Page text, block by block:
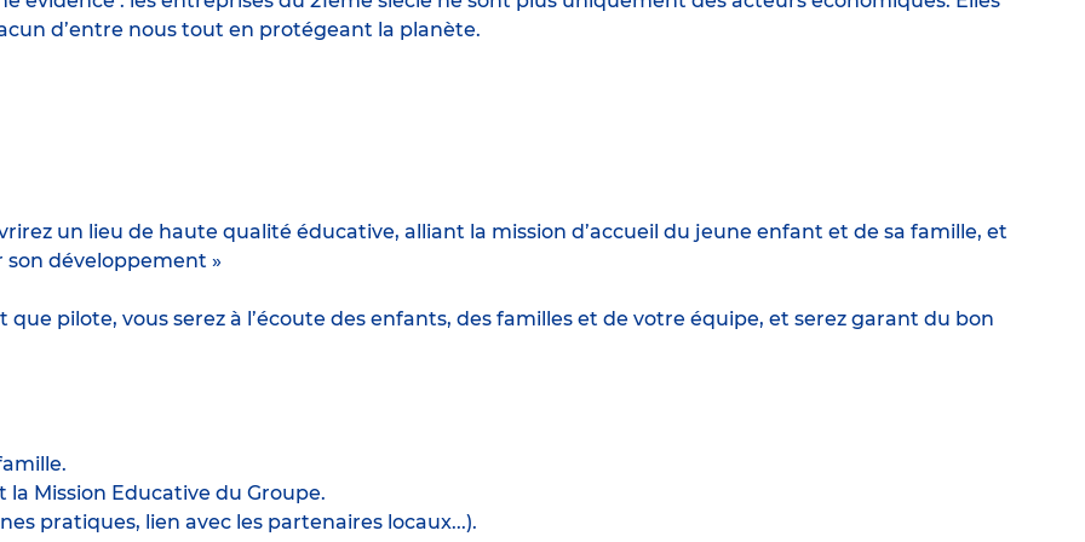
d’entre nous tout en protégeant la planète.
un lieu de haute qualité éducative, alliant la mission d’accueil du jeune enfant et de sa famille, et
développement »
pilote, vous serez à l’écoute des enfants, des familles et de votre équipe, et serez garant du bon
Mission Educative du Groupe.
pratiques, lien avec les partenaires locaux...).